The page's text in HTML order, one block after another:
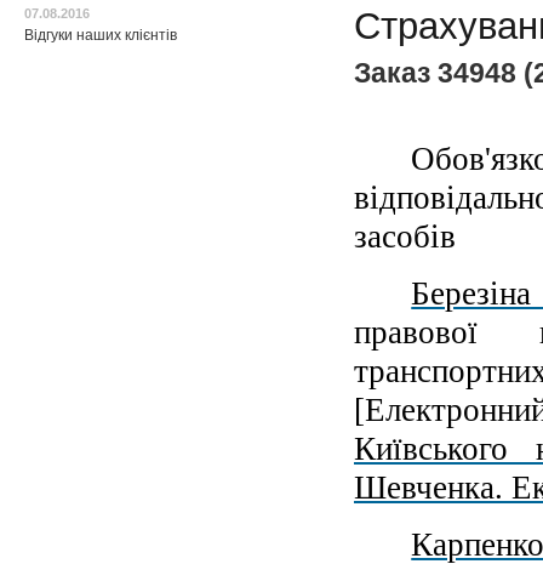
07.08.2016
Відгуки наших клієнтів
Заказ 34948
засобів
правової
Київського
Шевченка.